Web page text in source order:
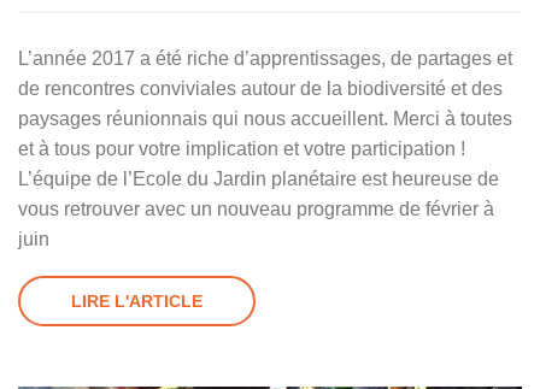
L’année 2017 a été riche d’apprentissages, de partages et
de rencontres conviviales autour de la biodiversité et des
paysages réunionnais qui nous accueillent. Merci à toutes
et à tous pour votre implication et votre participation !
L’équipe de l’Ecole du Jardin planétaire est heureuse de
vous retrouver avec un nouveau programme de février à
juin
LIRE L'ARTICLE